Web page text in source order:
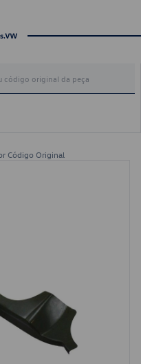
Código Original